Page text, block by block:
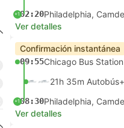
+102:20Philadelphia,
Ver detalles
Confirmación instantánea
09:55Chicago Bus Station
21h 35m
+108:30Philadelphia,
Ver detalles